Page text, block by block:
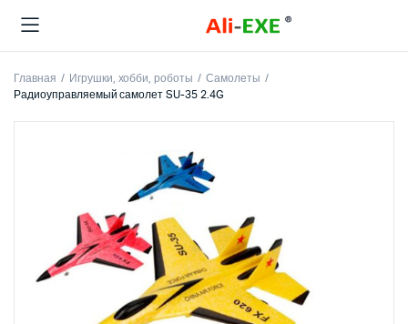
Главная Игрушки, хобби, роботы
Самолеты
Радиоуправляемый самолет SU-35 2.4G